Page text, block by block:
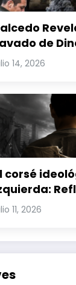
de
a
14, 2026
corsé
el
crisis moral
11, 2026